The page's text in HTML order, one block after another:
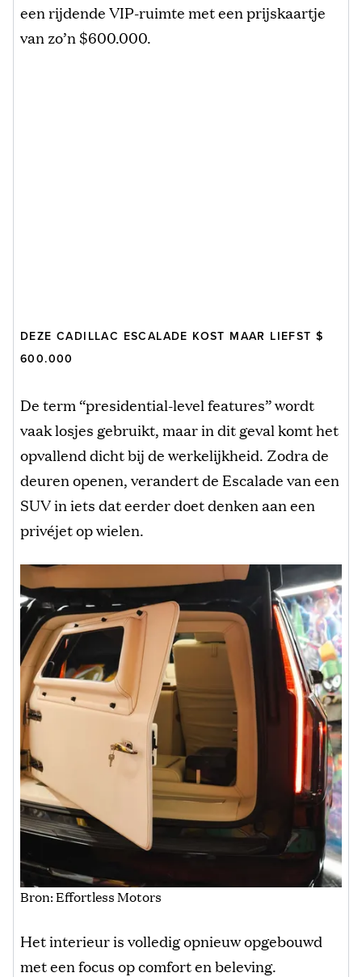
een rijdende VIP-ruimte met een prijskaartje
van zo’n $600.000.
DEZE CADILLAC ESCALADE KOST MAAR LIEFST $
600.000
De term “presidential-level features” wordt
vaak losjes gebruikt, maar in dit geval komt het
opvallend dicht bij de werkelijkheid. Zodra de
deuren openen, verandert de Escalade van een
SUV in iets dat eerder doet denken aan een
privéjet op wielen.
Bron: Effortless Motors
Het interieur is volledig opnieuw opgebouwd
met een focus op comfort en beleving.